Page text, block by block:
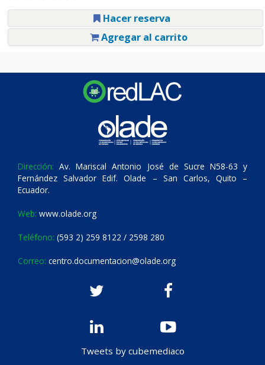
Hacer reserva
Agregar al carrito
Dirección: Av. Mariscal Antonio José de Sucre N58-63 y
Fernández Salvador Edif. Olade – San Carlos, Quito –
Ecuador.
Web: www.olade.org
Teléfono: (593 2) 259 8122 / 2598 280
Correo: centro.documentacion@olade.org
Tweets by cubemediaco